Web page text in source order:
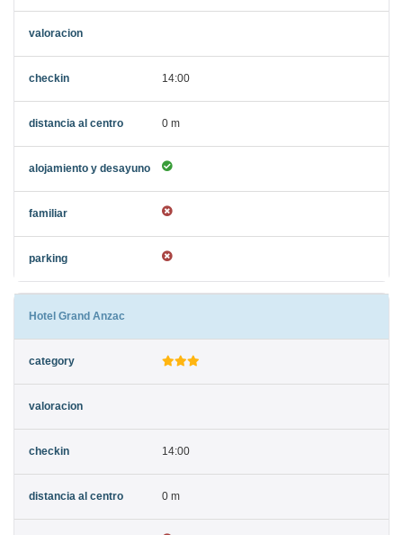
14:00
0 m
Hotel Grand Anzac
14:00
0 m